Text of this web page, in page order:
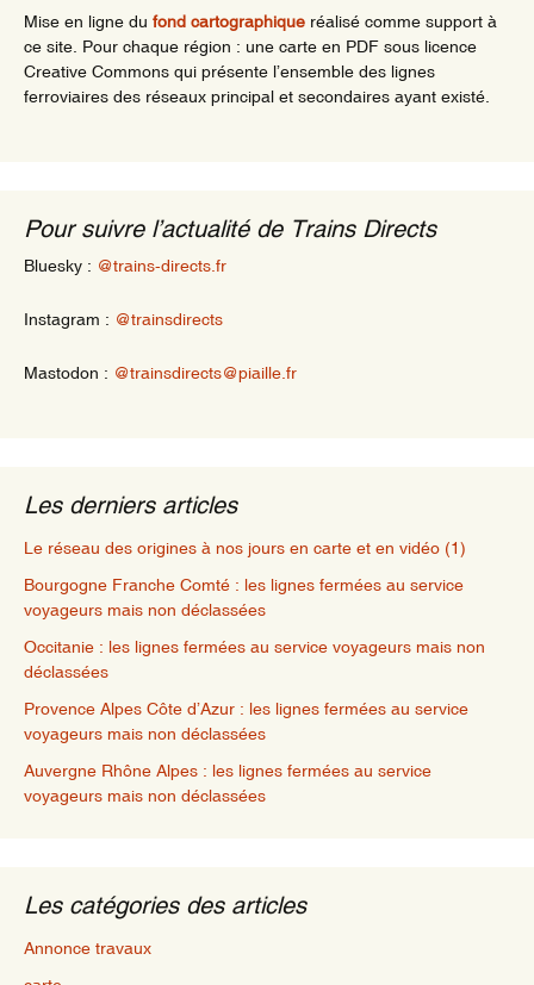
Mise en ligne du fond cartographique réalisé comme support à
ce site. Pour chaque région : une carte en PDF sous licence
Creative Commons qui présente l’ensemble des lignes
ferroviaires des réseaux principal et secondaires ayant existé.
Pour suivre l’actualité de Trains Directs
Bluesky : @trains-directs.fr
Instagram : @trainsdirects
Mastodon : @trainsdirects@piaille.fr
Les derniers articles
Le réseau des origines à nos jours en carte et en vidéo (1)
Bourgogne Franche Comté : les lignes fermées au service
voyageurs mais non déclassées
Occitanie : les lignes fermées au service voyageurs mais non
déclassées
Provence Alpes Côte d’Azur : les lignes fermées au service
voyageurs mais non déclassées
Auvergne Rhône Alpes : les lignes fermées au service
voyageurs mais non déclassées
Les catégories des articles
Annonce travaux